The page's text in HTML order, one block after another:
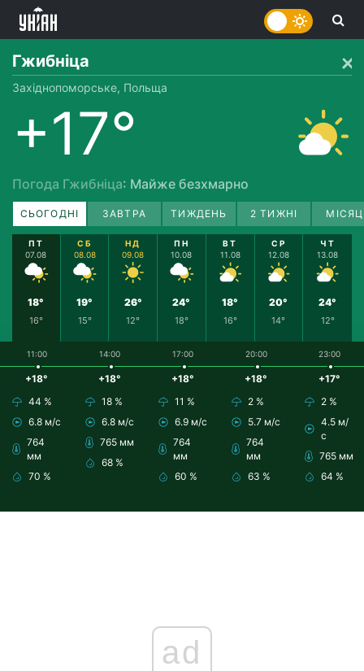
Гжибніца
Західнопоморське, Польща
+17°
Погода Гжибніца: Майже безхмарно
СЬОГОДНІ ЗАВТРА ТИЖДЕНЬ 2 ТИЖНІ
ПТ
07.08
18°
16°
СБ
08.08
19°
15°
НД
09.08
26°
12°
ПН
10.08
24°
18°
ВТ
11.08
18°
16°
СР
12.08
20°
14°
ЧТ
13.08
24°
12°
11:00
+18°
44 %
6.8 м/с
764
мм
70 %
14:00
+18°
18 %
6.8 м/с
765 мм
68 %
17:00
+18°
11 %
6.9 м/с
764
мм
60 %
20:00
+18°
2 %
5.7 м/с
764
мм
63 %
23:00
+17°
2 %
4.5 м/
с
765 мм
64 %
ad